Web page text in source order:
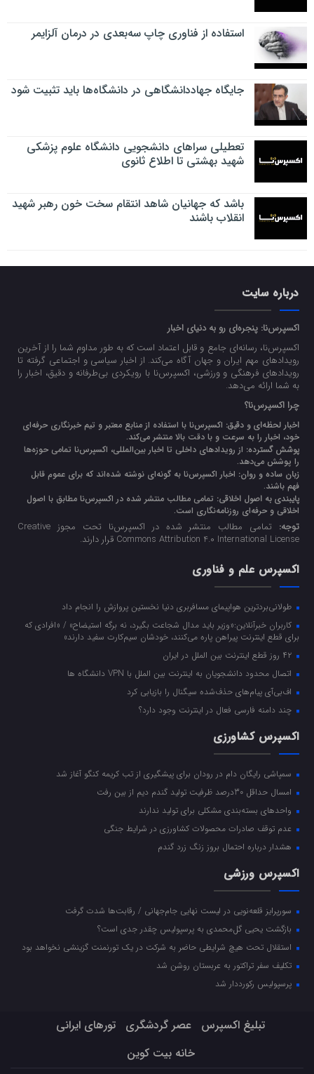
استفاده از فناوری چاپ سه‌بعدی در درمان آلزایمر
جایگاه جهاددانشگاهی در دانشگاه‌ها باید تثبیت شود
تعطیلی سراهای دانشجویی دانشگاه علوم پزشکی
شهید بهشتی تا اطلاع ثانوی
باشد که جهانیان شاهد انتقام سخت خون رهبر شهید
انقلاب باشند
درباره سایت
اکسپرس‌نا: پنجره‌ای رو به دنیای اخبار
اکسپرس‌نا، رسانه‌ای جامع و قابل اعتماد است که به طور مداوم شما را از آخرین
رویدادهای مهم ایران و جهان آگاه می‌کند. از اخبار سیاسی و اجتماعی گرفته تا
رویدادهای فرهنگی و ورزشی، اکسپرس‌نا با رویکردی بی‌طرفانه و دقیق، اخبار را
به شما ارائه می‌دهد.
چرا اکسپرس‌نا؟
اخبار لحظه‌ای و دقیق: اکسپرس‌نا با استفاده از منابع معتبر و تیم خبرنگاری حرفه‌ای
خود، اخبار را به سرعت و با دقت بالا منتشر می‌کند.
پوشش گسترده: از رویدادهای داخلی تا اخبار بین‌المللی، اکسپرس‌نا تمامی حوزه‌ها
را پوشش می‌دهد.
زبان ساده و روان: اخبار اکسپرس‌نا به گونه‌ای نوشته شده‌اند که برای عموم قابل
فهم باشند.
پایبندی به اصول اخلاقی: تمامی مطالب منتشر شده در اکسپرس‌نا مطابق با اصول
اخلاقی و حرفه‌ای روزنامه‌نگاری است.
توجه:
تمامی مطالب منتشر شده در اکسپرس‌نا تحت مجوز Creative
Commons Attribution 4.0 International License قرار دارند.
اکسپرس علم و فناوری
طولانی‌بردترین هواپیمای مسافربری دنیا نخستین پروازش را انجام داد
کاربران خبرآنلاین:«وزیر باید مدال شجاعت بگیرد، نه برگه استیضاح» / «افرادی که
برای قطع اینترنت پیراهن پاره می‌کنند، خودشان سیم‌کارت سفید دارند»
۴۲ روز قطع اینترنت بین الملل در ایران
اتصال محدود دانشجویان به اینترنت بین الملل با VPN دانشگاه ها
اف‌بی‌آی پیام‌های حذف‌شده سیگنال را بازیابی کرد
چند دامنه فارسی فعال در اینترنت وجود دارد؟
اکسپرس کشاورزی
سمپاشی رایگان دام در رودان برای پیشگیری از تب کریمه کنگو آغاز شد
امسال حداقل 30درصد ظرفیت تولید گندم دیم از بین رفت
واحد‌های بسته‌بندی مشکلی برای تولید ندارند
عدم توقف صادرات محصولات کشاورزی در شرایط جنگی
هشدار درباره احتمال بروز زنگ زرد گندم
اکسپرس ورزشی
سورپرایز قلعه‌نویی در لیست نهایی جام‌جهانی / رقابت‌ها شدت گرفت
بازگشت یحیی گل‌محمدی به پرسپولیس چقدر جدی است؟
استقلال تحت هیچ شرایطی حاضر به شرکت در یک تورنمنت گزینشی نخواهد بود
تکلیف سفر تراکتور به عربستان روشن شد
پرسپولیس رکورددار شد
تبلیغ اکسپرس عصر گردشگری تورهای ایرانی
خانه بیت کوین